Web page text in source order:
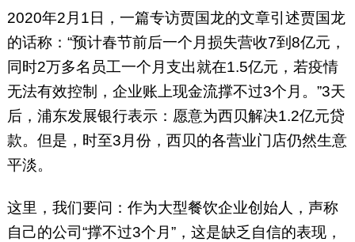
2020年2月1日，一篇专访贾国龙的文章引述贾国龙
的话称：“预计春节前后一个月损失营收7到8亿元，
同时2万多名员工一个月支出就在1.5亿元，若疫情
无法有效控制，企业账上现金流撑不过3个月。”3天
后，浦东发展银行表示：愿意为西贝解决1.2亿元贷
款。但是，时至3月份，西贝的各营业门店仍然生意
平淡。
这里，我们要问：作为大型餐饮企业创始人，声称
自己的公司“撑不过3个月”，这是缺乏自信的表现，